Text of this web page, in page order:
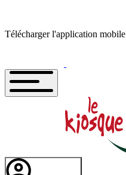
Télécharger l'application mobile